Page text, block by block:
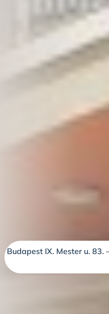
Budapest IX. Mester u. 83.